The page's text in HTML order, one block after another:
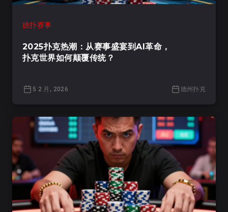
德扑赛事
2025扑克热潮：从赛事盛宴到AI革命，
扑克世界如何颠覆传统？
5 2 月, 2026 德州扑克